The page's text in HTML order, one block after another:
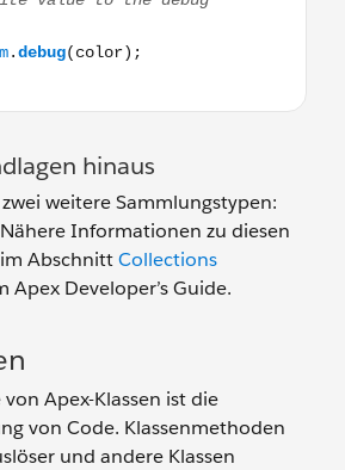
hinaus
weitere Sammlungstypen:
Informationen zu diesen
AbschnittCollections
Apex Developer’s Guide.
Apex-Klassen ist die
von Code. Klassenmethoden
und andere Klassen